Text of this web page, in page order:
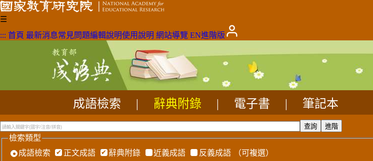
☰
::: 首頁 最新消息常見問題編輯說明使用說明 網站導覽 EN進階版
成語檢索 辭典附錄 電子書 筆記本
檢索類型
成語檢索
正文成語 辭典附錄 近義成語 反義成語 （可複選）